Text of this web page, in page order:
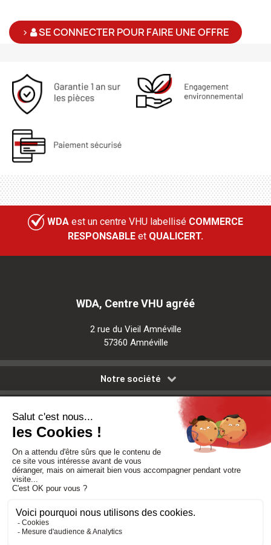
> SE CONNECTER POUR FAIRE UNE OFFRE
WDA est un centre VHU labellisé COMMERCE
RESPONSABLE et QUALICERT.
WDA, Centre VHU agréé
2 rue du Vieil Amnéville
57360 Amnéville
Notre société